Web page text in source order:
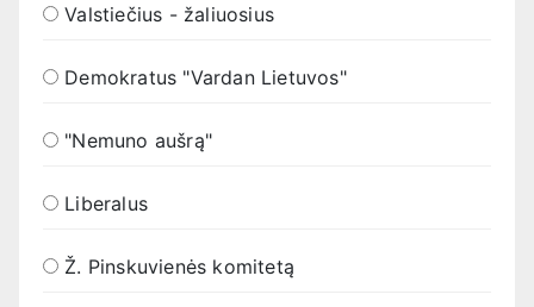
Valstiečius - žaliuosius
Demokratus "Vardan Lietuvos"
"Nemuno aušrą"
Liberalus
Ž. Pinskuvienės komitetą